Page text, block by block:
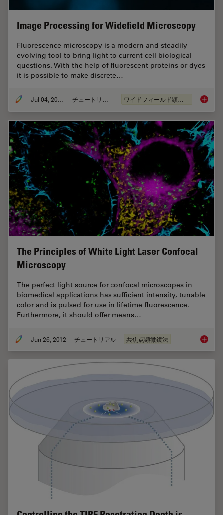
Image Processing for Widefield Microscopy
Fluorescence microscopy is a modern and steadily
evolving tool to bring light to current cell biological
questions. With the help of fluorescent proteins or dyes
it is possible to make discrete…
Jul 04, 2012 チュートリアル ワイドフィールド顕微鏡 Image
The Principles of White Light Laser Confocal
Microscopy
The perfect light source for confocal microscopes in
biomedical applications has sufficient intensity, tunable
color and is pulsed for use in lifetime fluorescence.
Furthermore, it should offer means…
Jun 26, 2012 チュートリアル 共焦点顕微鏡法 The